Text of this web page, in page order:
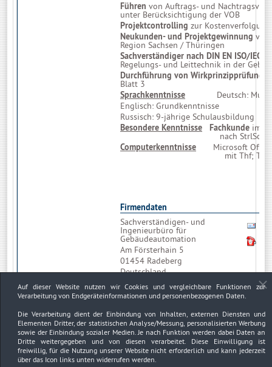
Führen von Auftrags- und
unter Berücksichtigung der VOB
Projektcontrolling zur Kostenverfolgung
Neukunden- und Projektgewinnung
Region Sachsen / Thüringen
Sachverständiger nach DIN EN ISO/IEC
Regelungs- und Leittechnik in der
Durchführung von Wirkprinzipprüfungen
Blatt 3
Sprachkenntnisse Deutsch:
Englisch: Grundkenntnisse
Russisch: 9-jährige Schulausbildung
Besondere Kenntnisse
Fachkunde im
nach StrlSchV
Computerkenntnisse Microsoft
mit Thf;
Firmendaten
Sachverständigen- und
Ingenieurbüro für
Gebäudeautomation
Am Försterhain 5
01454 Radeberg
Deutschland
Firmendetails
Dienstleistungen / Produkte:
Sachverständigenleistungen für Mess-,
Steuer-, Regelungs- und Leittechnik in
der Gebäudeautomation;
Planung von
Gebäudeautomationsprojekten (KG 480)
Auf dieser Website nutzen wir Cookies und vergleichbare Funktionen zur
Verarbeitung von Endgeräteinformationen und personenbezogenen Daten.
Die Verarbeitung dient der Einbindung von Inhalten, externen Diensten und
Elementen Dritter, der statistischen Analyse/Messung, personalisierten Werbung
sowie der Einbindung sozialer Medien. Je nach Funktion werden dabei Daten an
Dritte weitergegeben und von diesen verarbeitet. Diese Einwilligung ist
freiwillig, für die Nutzung unserer Website nicht erforderlich und kann jederzeit
über das Icon links unten widerrufen werden.